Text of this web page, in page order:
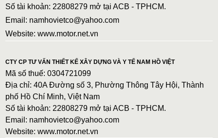
Số tài khoản: 22808279 mở tại ACB - TPHCM.
Email: namhovietco@yahoo.com
Website: www.motor.net.vn
CTY CP TƯ VẤN THIẾT KẾ XÂY DỰNG VÀ Y TẾ NAM HỒ VIỆT
Mã số thuế: 0304721099
Địa chỉ: 40A Đường số 3, Phường Thông Tây Hội, Thành
phố Hồ Chí Minh, Việt Nam
Số tài khoản: 22808279 mở tại ACB - TPHCM.
Email: namhovietco@yahoo.com
Website: www.motor.net.vn